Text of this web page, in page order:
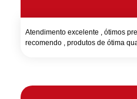
Atendimento excelente , ótimos
recomendo , produtos de ótima